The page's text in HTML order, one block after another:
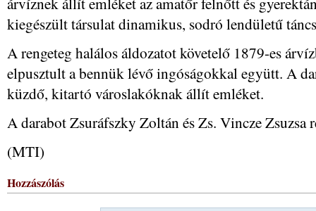
kiegészült társulat dinamikus, sodró lendületű
A rengeteg halálos áldozatot követelő 1879-es
elpusztult a bennük lévő ingóságokkal együtt. A
küzdő, kitartó városlakóknak állít emléket.
A darabot Zsuráfszky Zoltán és Zs. Vincze Zsuzsa
(MTI)
Hozzászólás